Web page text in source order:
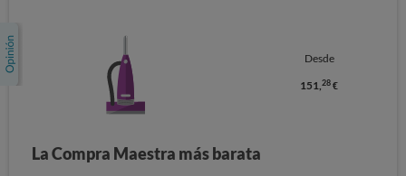
Desde
151,28 €
La Compra Maestra más barata